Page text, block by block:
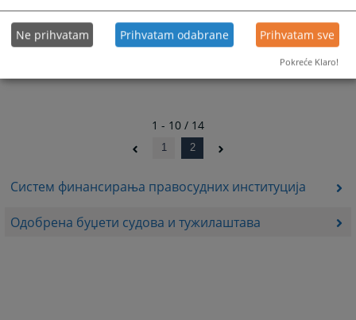
Систем финансирања правосудних институција
Одобрена буџети судова и тужилаштава
01.03.2015.
Одобрени буџети за 2015. годину
1 - 10 / 14
1 2
Ne prihvatam Prihvatam odabrane Prihvatam sve
Pokreće Klaro!